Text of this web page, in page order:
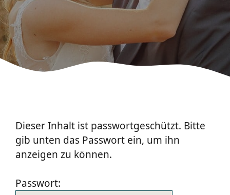
Dieser Inhalt ist passwortgeschützt. Bitte
gib unten das Passwort ein, um ihn
anzeigen zu können.
Passwort: